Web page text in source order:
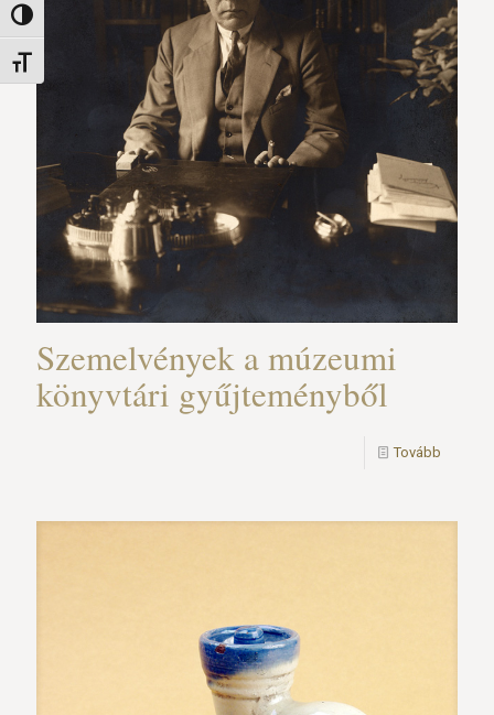
Nagy kontraszt váltása
Betűméret váltása
Szemelvények a múzeumi
könyvtári gyűjteményből
Tovább